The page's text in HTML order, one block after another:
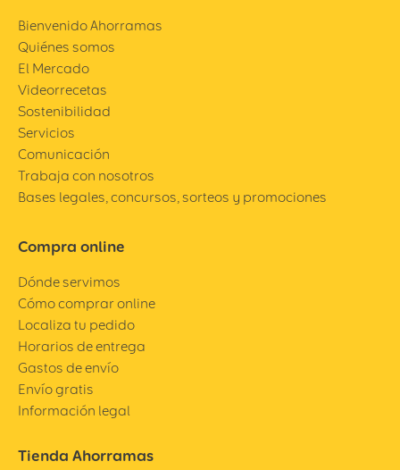
Bienvenido Ahorramas
Quiénes somos
El Mercado
Videorrecetas
Sostenibilidad
Servicios
Comunicación
Trabaja con nosotros
Bases legales, concursos, sorteos y promociones
Compra online
Dónde servimos
Cómo comprar online
Localiza tu pedido
Horarios de entrega
Gastos de envío
Envío gratis
Información legal
Tienda Ahorramas